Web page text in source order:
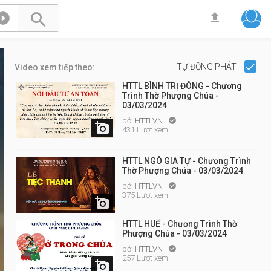
 
Video xem tiếp theo: TỰ ĐỘNG PHÁT

HTTL BÌNH TRỊ ĐÔNG - Chương
Trình Thờ Phượng Chúa -
03/03/2024
bởi HTTLVN 
431 Lượt xem

HTTL NGÔ GIA TỰ - Chương Trình
Thờ Phượng Chúa - 03/03/2024
bởi HTTLVN 
375 Lượt xem

HTTL HUẾ - Chương Trình Thờ
Phượng Chúa - 03/03/2024
bởi HTTLVN 
257 Lượt xem